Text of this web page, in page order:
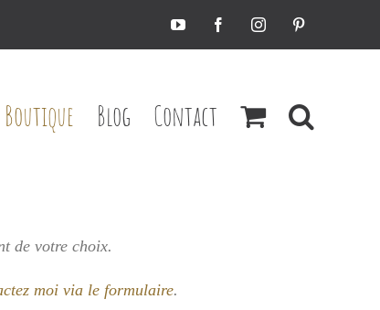
YouTubeFacebookInstagramPinterest
Boutique Blog Contact
de votre choix.
moi via le formulaire.